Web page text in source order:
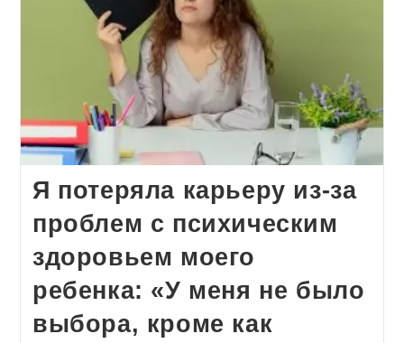
Я потеряла карьеру из-за
проблем с психическим
здоровьем моего
ребенка: «У меня не было
выбора, кроме как